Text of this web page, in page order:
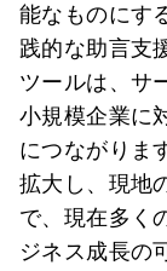
能なものにす
践的な助言支
ツールは、サ
小規模企業に
につながりま
拡大し、現地
で、現在多く
ジネス成長の